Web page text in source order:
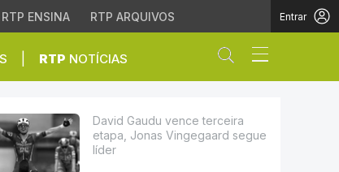
RTP ENSINA RTP ARQUIVOS Entrar
RTP NOTÍCIAS Abrir campo
segue líder
David Gaudu vence terceira
etapa, Jonas Vingegaard segue
líder